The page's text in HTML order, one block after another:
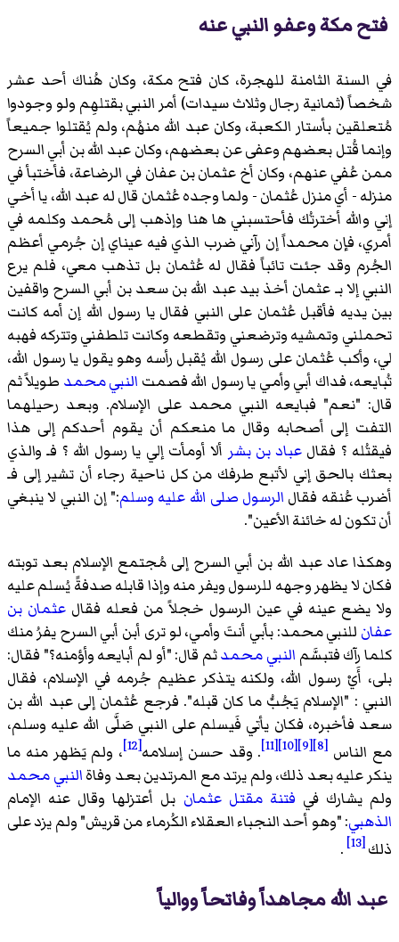
فتح مكة وعفو النبي عنه
في السنة الثامنة للهجرة، كان فتح مكة، وكان هُناك أحد عشر
شخصاً (ثمانية رجال وثلاث سيدات) أمر النبي بقتلهِم ولو وجودوا
مُتعلقين بأستار الكعبة، وكان عبد الله منهُم، ولم يُقتلوا جميعاً
وإنما قُتل بعضهم وعفى عن بعضهم، وكان عبد الله بن أبي السرح
ممن عُفي عنهم، وكان أخ عثمان بن عفان في الرضاعة، فأختبأ في
منزله - أي منزل عُثمان - ولما وجده عُثمان قال له عبد الله، يا أخي
إني والله أخترتُك فأحتسبني ها هنا وإذهب إلى مُحمد وكلمه في
أمري، فإن محمداً إن رآني ضرب الذي فيه عيناي إن جُرمي أعظم
الجُرم وقد جئت تائباً فقال له عُثمان بل تذهب معي، فلم يرع
النبي إلا بـ عثمان أخذ بيد عبد الله بن سعد بن أبي السرح واقفين
بين يديه فأقبل عُثمان على النبي فقال يا رسول الله إن أمه كانت
تحملني وتمشيه وترضعني وتقطعه وكانت تلطفني وتتركه فهبه
لي، وأكب عُثمان على رسول الله يُقبل رأسه وهو يقول يا رسول الله،
تُبايعه، فداك أبي وأمي يا رسول الله فصمت النبي محمد طويلاً ثم
قال: "نعم" فبايعه النبي محمد على الإسلام. وبعد رحيلهما
التفت إلى أصحابه وقال ما منعكم أن يقوم أحدكم إلى هذا
فيقتُله ؟ فقال عباد بن بشر ألا أومأت إلي يا رسول الله ؟ فـ والذي
بعثك بالحق إني لأتبع طرفك من كل ناحية رجاء أن تشير إلى فـ
أضرب عُنقه فقال الرسول صلى الله عليه وسلم:" إن النبي لا ينبغي
أن تكون له خائنة الأعين".
وهكذا عاد عبد الله بن أبي السرح إلى مُجتمع الإسلام بعد توبته
فكان لا يظهر وجهه للرسول ويفر منه وإذا قابله صدفةً يُسلم عليه
ولا يضع عينه في عين الرسول خجلاً من فعله فقال عثمان بن
عفان للنبي محمد: بأبي أنتَ وأمي، لو ترى أبن أبي السرح يفرُ منك
كلما رآك فتبسَّم النبي محمدثم قال: "أو لم أبايعه وأؤمنه؟" فقال:
بلى، أَيْ رسول الله، ولكنه يتذكر عظيم جُرمه في الإسلام، فقال
النبي : "الإسلام يَجُبُّ ما كان قبله". فرجع عُثمان إلى عبد الله بن
سعد فأخبره، فكان يأتي فَيسلم على النبي صَلَّى الله عليه وسلم،
مع الناس [8]
[9]
[10]
[11] . وقد حسن إسلامه[12]
، ولم يَظهر منه ما
ينكر عليه بعد ذلك، ولم يرتد مع المرتدين بعد وفاةالنبي محمد
ولم يشارك في فتنة مقتل عثمان بل أعتزلها وقال عنه الإمام
الذهبي: "وهو أحد النجباء العقلاء الكُرماء من قريش" ولم يزد على
ذلك[13]
.
عبد الله مجاهداً وفاتحاً ووالياً